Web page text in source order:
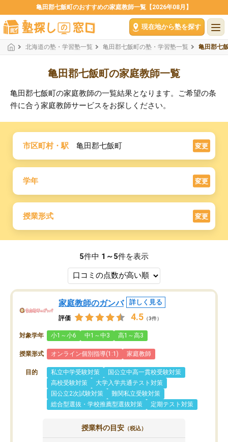
亀田郡七飯町のおすすめの家庭教師一覧【2026年08月】
現在地から塾を探す
北海道の塾・学習塾一覧 亀田郡七飯町の塾・学習塾一覧 亀田郡七
亀田郡七飯町の家庭教師一覧
亀田郡七飯町の家庭教師の一覧結果となります。ご希望の条
件に合う家庭教師サービスをお探しください。
市区町村・駅 亀田郡七飯町 変更
学年 変更
授業形式 変更
5件中 1～5件を表示
家庭教師のガンバ 詳しく見る
評価 4.5 （3件）
対象学年 小1～小6 中1～中3 高1～高3
授業形式 オンライン個別指導(1:1) 家庭教師
目的 私立中学受験対策
国公立中高一貫校受験対策
高校受験対策
大学入学共通テスト対策
国公立2次試験対策
難関私立受験対策
総合型選抜・学校推薦型選抜対策
定期テスト対策
授業料の目安 （税込）